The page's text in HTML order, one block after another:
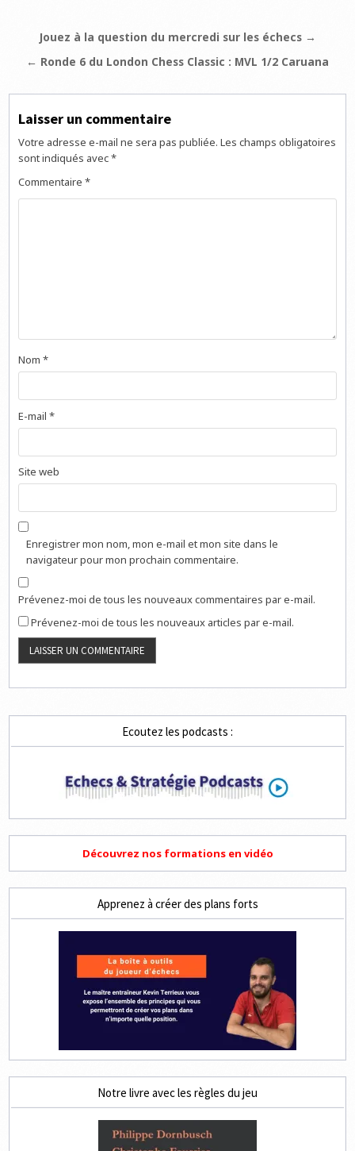
Navigation
de
Jouez à la question du mercredi sur les échecs →
← Ronde 6 du London Chess Classic : MVL 1/2 Caruana
Laisser un commentaire
Votre adresse e-mail ne sera pas publiée. Les champs obligatoires
sont indiqués avec*
Commentaire*
Nom*
E-mail*
Site web
Enregistrer mon nom, mon e-mail et mon site dans le
navigateur pour mon prochain commentaire.
Prévenez-moi de tous les nouveaux commentaires par e-mail.
Prévenez-moi de tous les nouveaux articles par e-mail.
Ecoutez les podcasts :
Découvrez nos formations en vidéo
Apprenez à créer des plans forts
Notre livre avec les règles du jeu